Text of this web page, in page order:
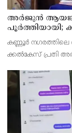
അര്‍ജുന്‍
പൂര്‍ത്തിയായി;
ഹാജരാക്കും
കണ്ണൂർ നഗരത്തിലെ
ക്കൽകേസ് പ്രതി